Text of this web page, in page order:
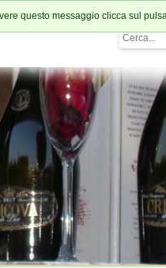
questo messaggio clicca sul